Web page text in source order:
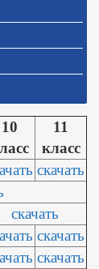
10
11
класс
скачать
скачать
скачать
скачать